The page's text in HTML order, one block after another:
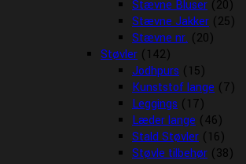
Stævne Bluser (20)
Stævne Jakker (25)
Stævne nr. (20)
Støvler (142)
Jodhpurs (15)
Kunststof lange (7)
Leggings (17)
Læder lange (46)
Stald Støvler (16)
Støvle tilbehør (38)